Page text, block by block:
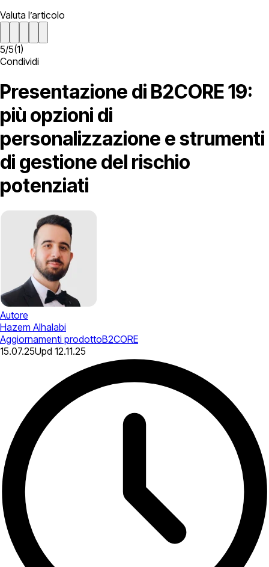
Valuta l’articolo
5/5(1)
Condividi
Presentazione di B2CORE 19:
più opzioni di
personalizzazione e strumenti
di gestione del rischio
potenziati
Autore
Hazem Alhalabi
Aggiornamenti prodottoB2CORE
15.07.25Upd 12.11.25